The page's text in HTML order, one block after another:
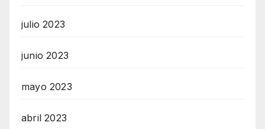
julio 2023
junio 2023
mayo 2023
abril 2023